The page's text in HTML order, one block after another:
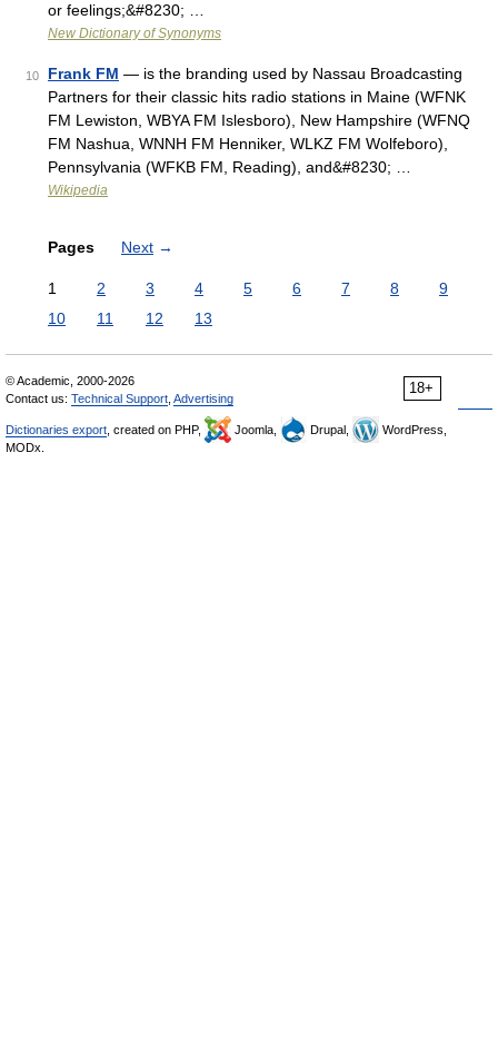
or feelings;&#8230; …
New Dictionary of Synonyms
10 Frank FM — is the branding used by Nassau Broadcasting
Partners for their classic hits radio stations in Maine (WFNK
FM Lewiston, WBYA FM Islesboro), New Hampshire (WFNQ
FM Nashua, WNNH FM Henniker, WLKZ FM Wolfeboro),
Pennsylvania (WFKB FM, Reading), and&#8230; …
Wikipedia
Pages Next →
1 2 3 4 5 6 7 8
9
10
11 12 13
18+
© Academic, 2000-2026
Contact us: Technical Support Advertising
Dictionaries export , created on PHP, Joomla, Drupal,
WordPress,
MODx.